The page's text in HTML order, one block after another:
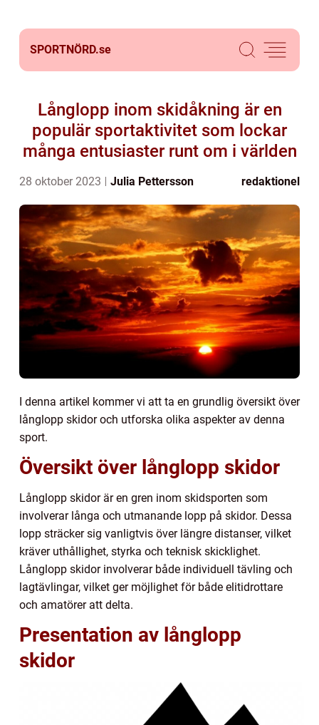
SPORTNÖRD.se
Långlopp inom skidåkning är en
populär sportaktivitet som lockar
många entusiaster runt om i världen
28 oktober 2023 Julia Pettersson redaktionel
I denna artikel kommer vi att ta en grundlig översikt över
långlopp skidor och utforska olika aspekter av denna
sport.
Översikt över långlopp skidor
Långlopp skidor är en gren inom skidsporten som
involverar långa och utmanande lopp på skidor. Dessa
lopp sträcker sig vanligtvis över längre distanser, vilket
kräver uthållighet, styrka och teknisk skicklighet.
Långlopp skidor involverar både individuell tävling och
lagtävlingar, vilket ger möjlighet för både elitidrottare
och amatörer att delta.
Presentation av långlopp
skidor